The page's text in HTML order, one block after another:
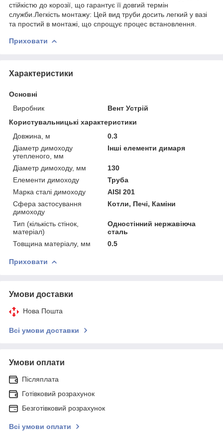
стійкістю до корозії, що гарантує її довгий термін
служби.Легкість монтажу: Цей вид труби досить легкий у вазі
та простий в монтажі, що спрощує процес встановлення.
Приховати
Характеристики
Основні
Виробник
Вент Устрій
Користувальницькі характеристики
Довжина, м
0.3
Діаметр димоходу
утепленого, мм
Інші елементи димаря
Діаметр димоходу, мм
130
Елементи димоходу
Труба
Марка сталі димоходу
AISI 201
Сфера застосування
димоходу
Котли, Печі, Каміни
Тип (кількість стінок,
матеріал)
Одностінний нержавіюча
сталь
Товщина матеріалу, мм
0.5
Приховати
Умови доставки
Нова Пошта
Всі умови доставки
Умови оплати
Післяплата
Готівковий розрахунок
Безготівковий розрахунок
Всі умови оплати